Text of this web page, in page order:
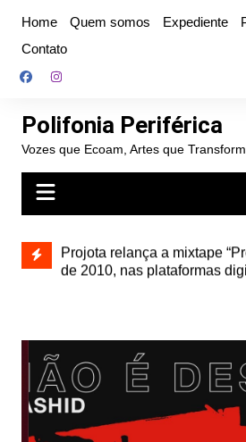
conteúdo
Home Quem somos Expediente
Contato
Polifonia Periférica
Vozes que Ecoam, Artes que
e abre
autoral,
Projota relança a mixtape
de 2010, nas plataformas